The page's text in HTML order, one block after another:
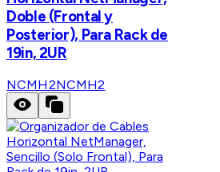
Doble (Frontal y
Posterior), Para Rack de
19in, 2UR
NCMH2NCMH2